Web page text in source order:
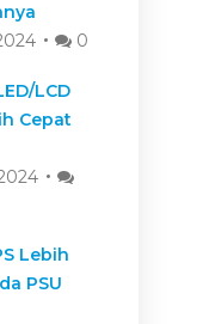
0
LCD
Cepat
Lebih
PSU